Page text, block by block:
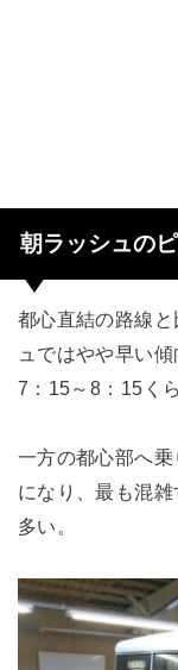
朝ラッシュの
都心直結の路線
ュではやや早い
7：15～8：15く
一方の都心部へ
になり、最も混
多い。